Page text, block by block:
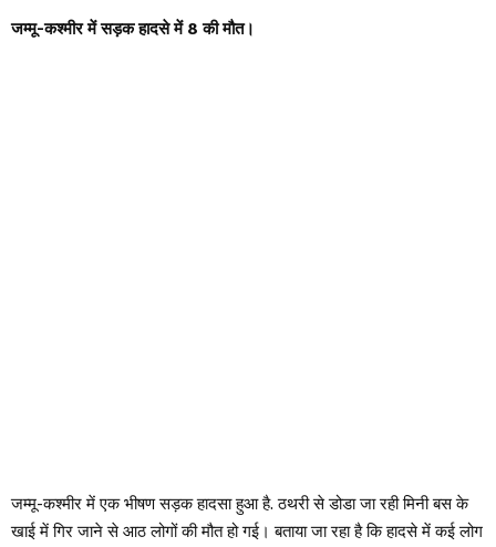
जम्मू-कश्मीर में सड़क हादसे में 8 की मौत।
जम्मू-कश्मीर में एक भीषण सड़क हादसा हुआ है. ठथरी से डोडा जा रही मिनी बस के
खाई में गिर जाने से आठ लोगों की मौत हो गई। बताया जा रहा है कि हादसे में कई लोग